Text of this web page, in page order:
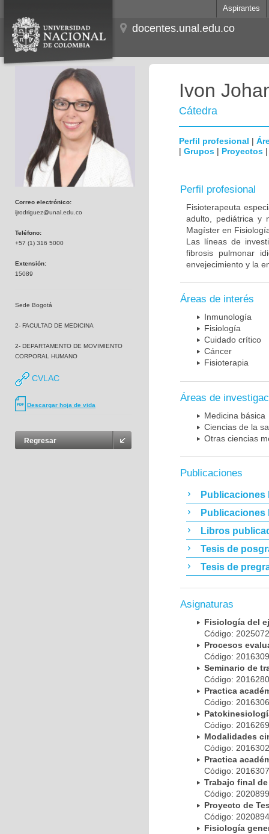
Aspirantes
docentes.unal.edu.co
Correo electrónico:
ijrodriguez@unal.edu.co
Teléfono:
+57 (1) 316 5000
Extensión:
15089
Sede Bogotá
2- FACULTAD DE MEDICINA
2- DEPARTAMENTO DE MOVIMIENTO
CORPORAL HUMANO
CVLAC
Descargar hoja de vida
Regresar
Ivon
Cátedra
Perfil profesional |
| Grupos | Proyectos
Perfil profesional
Fisioterapeuta
adulto, pediátrica y
Magíster en
Las líneas de
fibrosis pulmonar
envejecimiento y la
Áreas de interés
Inmunología
Fisiología
Cuidado crítico
Cáncer
Fisioterapia
Áreas de
Medicina básica
Ciencias de la
Otras ciencias
Publicaciones
Publicaciones
Publicaciones
Libros
Tesis de
Tesis de
Asignaturas
Fisiología del
Código:
Procesos
Código:
Seminario de
Código:
Practica
Código:
Código:
Modalidades
Código:
Practica
Código:
Trabajo final de
Código:
Proyecto de
Código:
Fisiología